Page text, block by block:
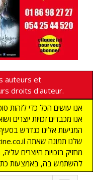
auteurs et
droits d'auteur.
אנו עושים הכל כדי לזהות
אנו מכבדים זכויות יוצרים
מחזיק בזכויות היוצרים
להשתמש בה, באמצעות